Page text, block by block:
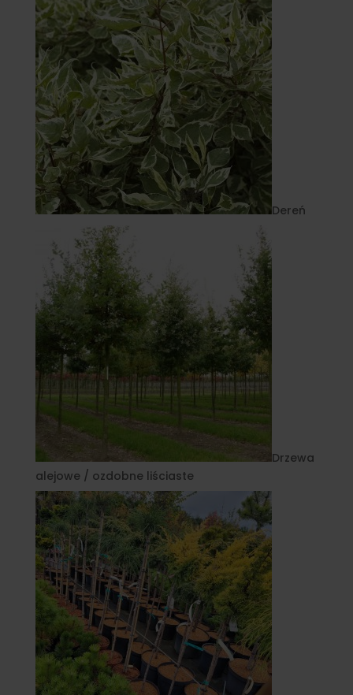
Dereń
Drzewa
alejowe / ozdobne liściaste